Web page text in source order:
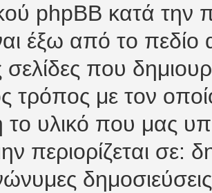
phpBB κατά
έξω από το
σελίδες που
τρόπος με τον
υλικό που μας
περιορίζεται σε: